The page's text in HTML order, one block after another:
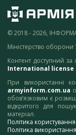
© 2018 - 2026,
Міністерство оборони
Контент доступний за
International license
При використанні
armyinform.com.ua
обов’язковим є
відкритого для
матеріал.
Політика
Політика